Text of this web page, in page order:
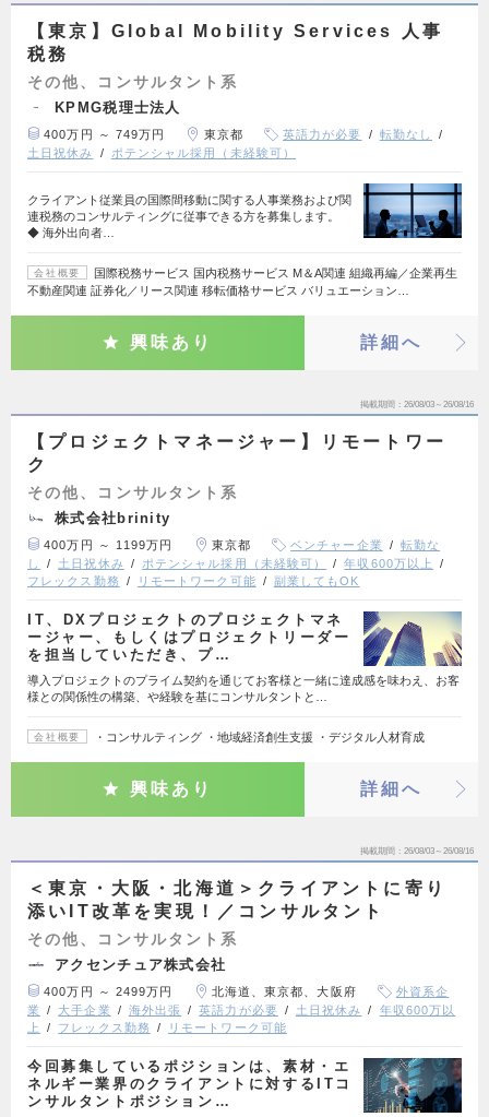
【東京】Global Mobility Services 人事
税務
その他、コンサルタント系
KPMG税理士法人
400万円 ～ 749万円 東京都 英語力が必要
転勤なし
土日祝休み
ポテンシャル採用（未経験可）
クライアント従業員の国際間移動に関する人事業務および関
連税務のコンサルティングに従事できる方を募集します。
◆ 海外出向者…
会社概要
国際税務サービス 国内税務サービス M＆A関連 組織再編／企業再生
不動産関連 証券化／リース関連 移転価格サービス バリュエーション…
興味あり 詳細へ
掲載期間 26/08/03～26/08/16
【プロジェクトマネージャー】リモートワー
ク
その他、コンサルタント系
株式会社brinity
400万円 ～ 1199万円 東京都 ベンチャー企業
転勤な
し
土日祝休み ポテンシャル採用（未経験可）
年収600万以上
フレックス勤務
リモートワーク可能 副業してもOK
IT、DXプロジェクトのプロジェクトマネ
ージャー、もしくはプロジェクトリーダー
を担当していただき、プ…
導入プロジェクトのプライム契約を通じてお客様と一緒に達成感を味わえ、お客
様との関係性の構築、や経験を基にコンサルタントと…
会社概要 ・コンサルティング ・地域経済創生支援 ・デジタル人材育成
興味あり 詳細へ
掲載期間 26/08/03～26/08/16
＜東京・大阪・北海道＞クライアントに寄り
添いIT改革を実現！／コンサルタント
その他、コンサルタント系
アクセンチュア株式会社
400万円 ～ 2499万円 北海道、東京都、大阪府
外資系企
業
大手企業 海外出張 英語力が必要 土日祝休み
年収600万以
上
フレックス勤務 リモートワーク可能
今回募集しているポジションは、素材・エ
ネルギー業界のクライアントに対するITコ
ンサルタントポジション…